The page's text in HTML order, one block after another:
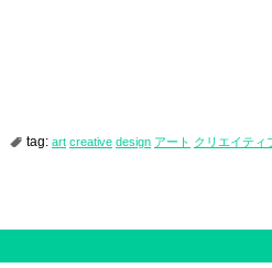
tag: art creative design アート クリエイティ